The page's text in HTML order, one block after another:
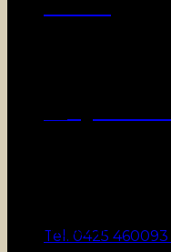
Tel. 0425 460093
Le mostre